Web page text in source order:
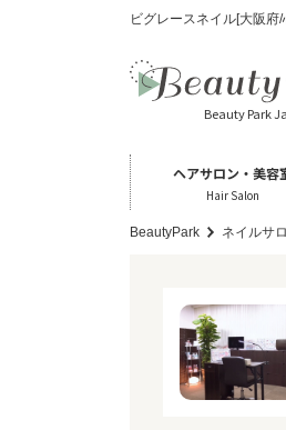
ビグレースネイル[大阪府
Beauty Park
ヘアサロン・美容
Hair Salon
BeautyPark ネイルサ